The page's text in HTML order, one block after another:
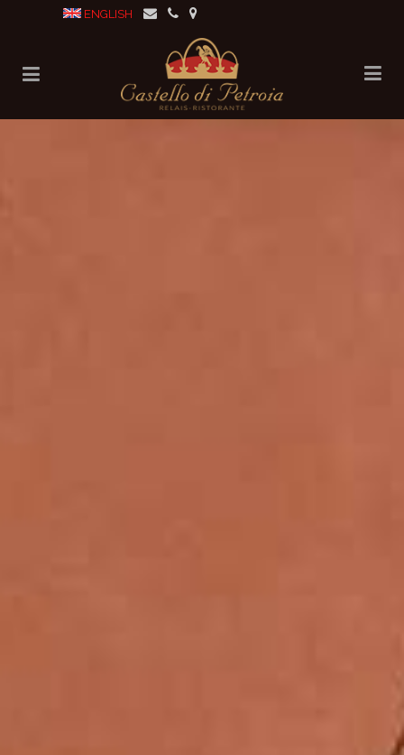
ENGLISH